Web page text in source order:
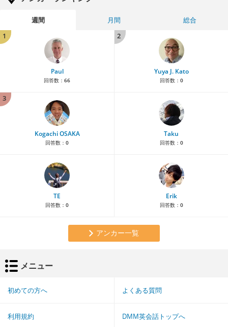
週間 月間
総合
1
Paul
回答数： 66
2
Yuya J. Kato
回答数： 0
3
Kogachi OSAKA
回答数： 0
Taku
回答数： 0
TE
回答数： 0
Erik
回答数： 0
アンカー一覧
メニュー
初めての方へ よくある質問
利用規約 DMM英会話トップへ